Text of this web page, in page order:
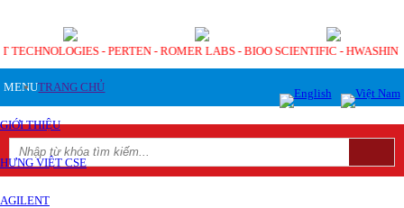
TECHNOLOGIES - PERTEN - ROMER LABS - BIOO SCIENTIFIC -
MENUTRANG CHỦ
GIỚI THIỆU
HƯNG VIỆT CSE
AGILENT